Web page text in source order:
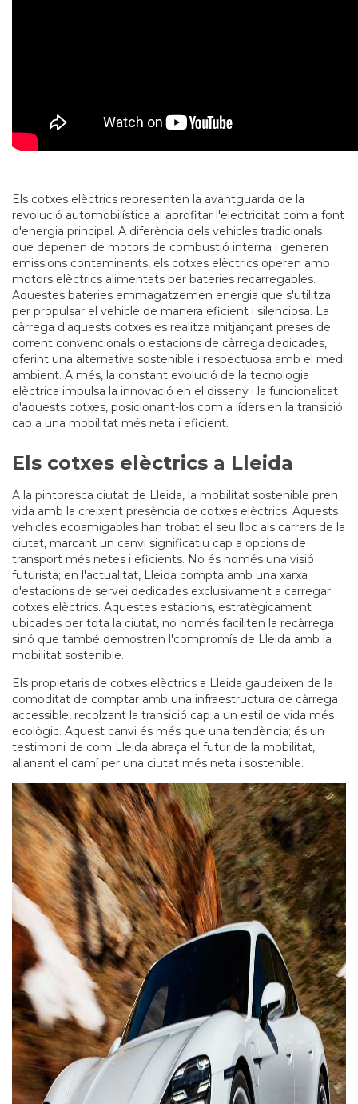
Els cotxes elèctrics representen la avantguarda de la
revolució automobilística al aprofitar l'electricitat com a font
d'energia principal. A diferència dels vehicles tradicionals
que depenen de motors de combustió interna i generen
emissions contaminants, els cotxes elèctrics operen amb
motors elèctrics alimentats per bateries recarregables.
Aquestes bateries emmagatzemen energia que s'utilitza
per propulsar el vehicle de manera eficient i silenciosa. La
càrrega d'aquests cotxes es realitza mitjançant preses de
corrent convencionals o estacions de càrrega dedicades,
oferint una alternativa sostenible i respectuosa amb el medi
ambient. A més, la constant evolució de la tecnologia
elèctrica impulsa la innovació en el disseny i la funcionalitat
d'aquests cotxes, posicionant-los com a líders en la transició
cap a una mobilitat més neta i eficient.
Els cotxes elèctrics a Lleida
A la pintoresca ciutat de Lleida, la mobilitat sostenible pren
vida amb la creixent presència de cotxes elèctrics. Aquests
vehicles ecoamigables han trobat el seu lloc als carrers de la
ciutat, marcant un canvi significatiu cap a opcions de
transport més netes i eficients. No és només una visió
futurista; en l'actualitat, Lleida compta amb una xarxa
d'estacions de servei dedicades exclusivament a carregar
cotxes elèctrics. Aquestes estacions, estratègicament
ubicades per tota la ciutat, no només faciliten la recàrrega
sinó que també demostren l'compromís de Lleida amb la
mobilitat sostenible.
Els propietaris de cotxes elèctrics a Lleida gaudeixen de la
comoditat de comptar amb una infraestructura de càrrega
accessible, recolzant la transició cap a un estil de vida més
ecològic. Aquest canvi és més que una tendència; és un
testimoni de com Lleida abraça el futur de la mobilitat,
allanant el camí per una ciutat més neta i sostenible.